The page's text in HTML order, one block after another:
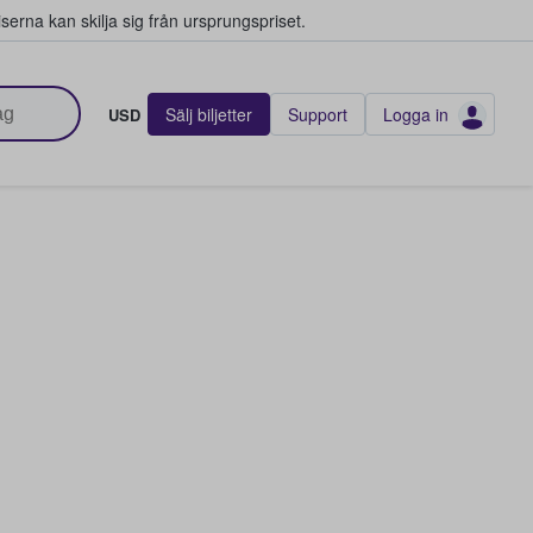
kan skilja sig från ursprungspriset.
USD Sälj biljetter Support Logga in